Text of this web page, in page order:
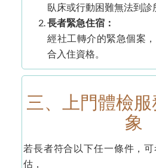
臥床或行動困難無法到診
長者緊急住宿：
經社工轉介的緊急個案
合入住資格。
三、上門體檢
象
若長者符合以下任一條件，
估，